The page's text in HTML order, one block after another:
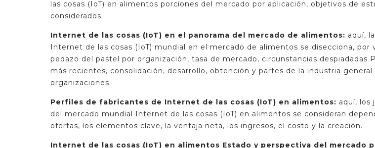
las cosas (IoT) en alimentos porciones del mercado por aplicación, objetivos de
considerados.
Internet de las cosas (IoT) en el panorama del mercado de alimentos: aquí,
Internet de las cosas (IoT) mundial en el mercado de alimentos se disecciona, por
pedazo del pastel por organización, tasa de mercado, circunstancias despiadadas
más recientes, consolidación, desarrollo, obtención y partes de la industria general
organizaciones.
Perfiles de fabricantes de Internet de las cosas (IoT) en alimentos: aquí, los
del mercado mundial Internet de las cosas (IoT) en alimentos se consideran
ofertas, los elementos clave, la ventaja neta, los ingresos, el costo y la creación.
Internet de las cosas (IoT) en alimentos Estado y perspectiva del mercado